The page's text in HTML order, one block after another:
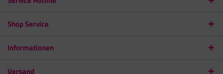
Shop Service
Informationen
Versand